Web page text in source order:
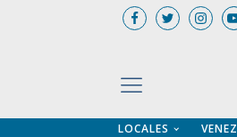
LOCALES